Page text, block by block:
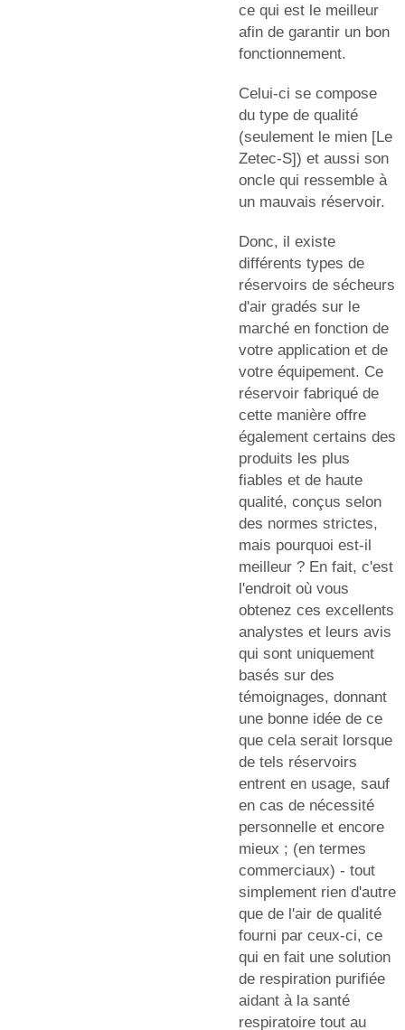
ce qui est le meilleur
afin de garantir un bon
fonctionnement.
Celui-ci se compose
du type de qualité
(seulement le mien [Le
Zetec-S]) et aussi son
oncle qui ressemble à
un mauvais réservoir.
Donc, il existe
différents types de
réservoirs de sécheurs
d'air gradés sur le
marché en fonction de
votre application et de
votre équipement. Ce
réservoir fabriqué de
cette manière offre
également certains des
produits les plus
fiables et de haute
qualité, conçus selon
des normes strictes,
mais pourquoi est-il
meilleur ? En fait, c'est
l'endroit où vous
obtenez ces excellents
analystes et leurs avis
qui sont uniquement
basés sur des
témoignages, donnant
une bonne idée de ce
que cela serait lorsque
de tels réservoirs
entrent en usage, sauf
en cas de nécessité
personnelle et encore
mieux ; (en termes
commerciaux) - tout
simplement rien d'autre
que de l'air de qualité
fourni par ceux-ci, ce
qui en fait une solution
de respiration purifiée
aidant à la santé
respiratoire tout au